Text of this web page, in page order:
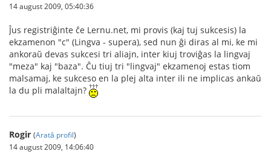
14 august 2009, 05:40:36
Ĵus registriĝinte ĉe Lernu.net, mi provis (kaj tuj sukcesis) la
ekzamenon "c" (Lingva - supera), sed nun ĝi diras al mi, ke mi
ankoraŭ devas sukcesi tri aliajn, inter kiuj troviĝas la lingvaj
"meza" kaj "baza". Ĉu tiuj tri "lingvaj" ekzamenoj estas tiom
malsamaj, ke sukceso en la plej alta inter ili ne implicas ankaŭ
la du pli malaltajn?
Rogir (Arată profil)
14 august 2009, 14:06:40